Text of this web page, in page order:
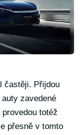
častěji. Přijdou
zavedené
totéž
přesně v tomto